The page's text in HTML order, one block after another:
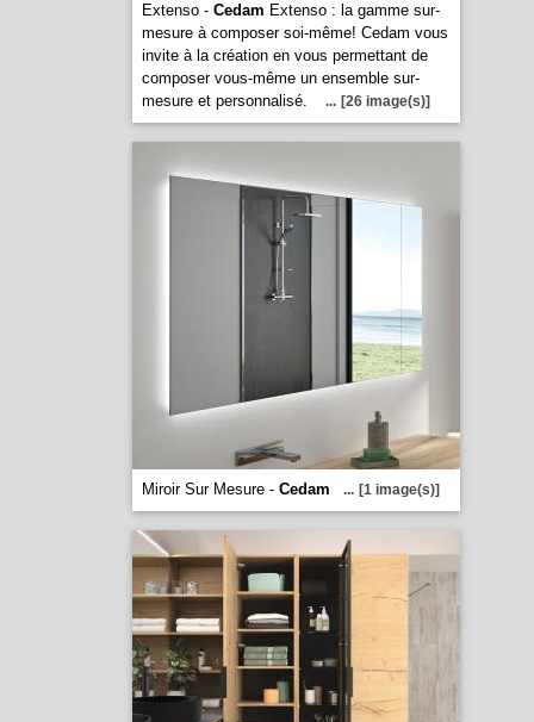
Extenso - Cedam Extenso : la gamme sur-
mesure à composer soi-même! Cedam vous
invite à la création en vous permettant de
composer vous-même un ensemble sur-
mesure et personnalisé.
... [26 image(s)]
Miroir Sur Mesure - Cedam ... [1 image(s)]